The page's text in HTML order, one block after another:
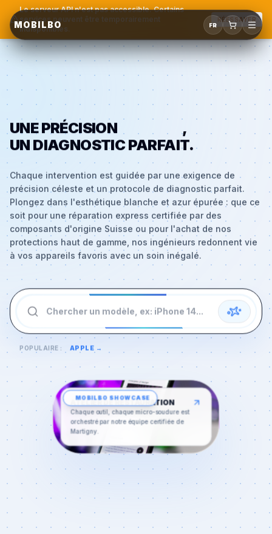
MOBILBO FR
Le serveur API n'est pas accessible. Certains
services peuvent être temporairement
indisponibles.
RÉESSAYER
UNE PRÉCISION CÉLESTE,
UN DIAGNOSTIC PARFAIT.
Chaque intervention est guidée par une exigence de
précision céleste et un protocole de diagnostic parfait.
Plongez dans l'esthétique blanche et azur épurée : que ce
soit pour une réparation express certifiée par des
composants d'origine Suisse ou pour l'achat de nos
protections haut de gamme, nos ingénieurs redonnent vie
à vos appareils favoris avec un soin inégalé.
Chercher un modèle, ex: iPhone 14...
MOBILBOSHOWCASE
ATELIER DE RESTAURATION
Chaque outil, chaque micro-soudure est
orchestré par notre équipe certifiée de
Martigny.